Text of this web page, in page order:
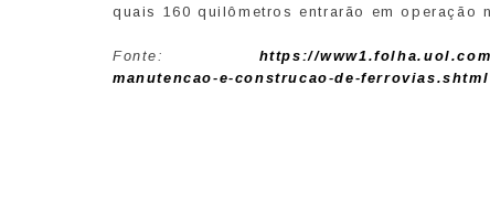
quais 160 quilômetros entrarão em operação
Fonte: https://
manutencao-e-construcao-de-ferrovias.shtml